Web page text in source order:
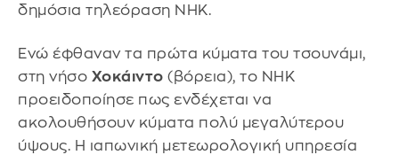
δημόσια τηλεόραση NHK.
Ενώ έφθαναν τα πρώτα κύματα του τσουνάμι,
στη νήσο Χοκάιντο (βόρεια), το NHK
προειδοποίησε πως ενδέχεται να
ακολουθήσουν κύματα πολύ μεγαλύτερου
ύψους. Η ιαπωνική μετεωρολογική υπηρεσία